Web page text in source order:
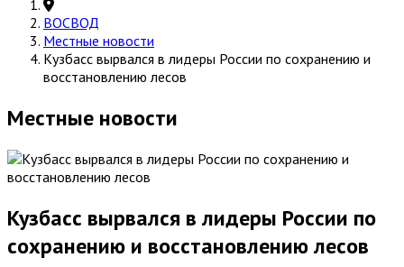
ВОСВОД
Местные новости
Кузбасс вырвался в лидеры России по сохранению и
восстановлению лесов
Местные новости
Кузбасс вырвался в лидеры России по
сохранению и восстановлению лесов